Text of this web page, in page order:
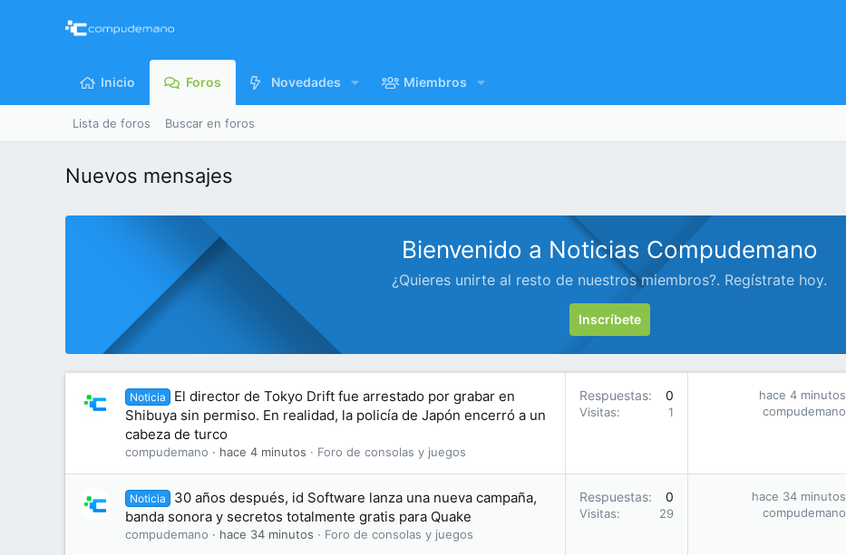
Inicio Foros Novedades Miembros
Lista de foros Buscar en foros
Nuevos mensajes
Bienvenido a Noticias Compudemano
¿Quieres unirte al resto de nuestros miembros?. Regístrate hoy.
Inscríbete
Noticia
El director de Tokyo Drift fue arrestado por grabar en
Shibuya sin permiso. En realidad, la policía de Japón encerró a un
cabeza de turco
compudemano hace 4 minutos Foro de consolas y juegos
Respuestas 0
Visitas 1
hace 4 minutos
compudemano
Noticia
30 años después, id Software lanza una nueva campaña,
banda sonora y secretos totalmente gratis para Quake
compudemano hace 34 minutos Foro de consolas y juegos
Respuestas 0
Visitas 29
hace 34 minutos
compudemano